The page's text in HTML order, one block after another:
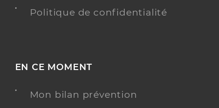
Politique de confidentialité
EN CE MOMENT
Mon bilan prévention